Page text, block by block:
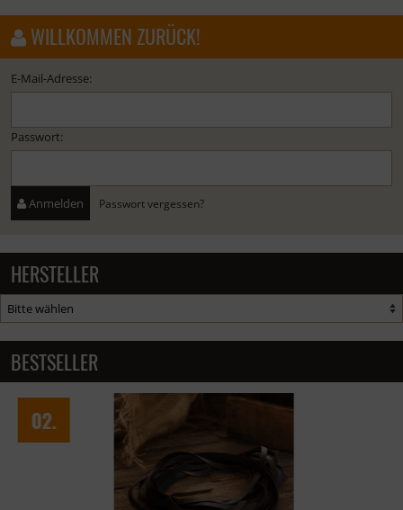
WILLKOMMEN ZURÜCK!
E-Mail-Adresse:
Passwort:
Anmelden Passwort vergessen?
HERSTELLER
BESTSELLER
02.